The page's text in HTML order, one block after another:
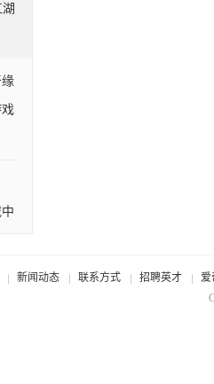
新闻动态 联系方式 招聘英才 爱